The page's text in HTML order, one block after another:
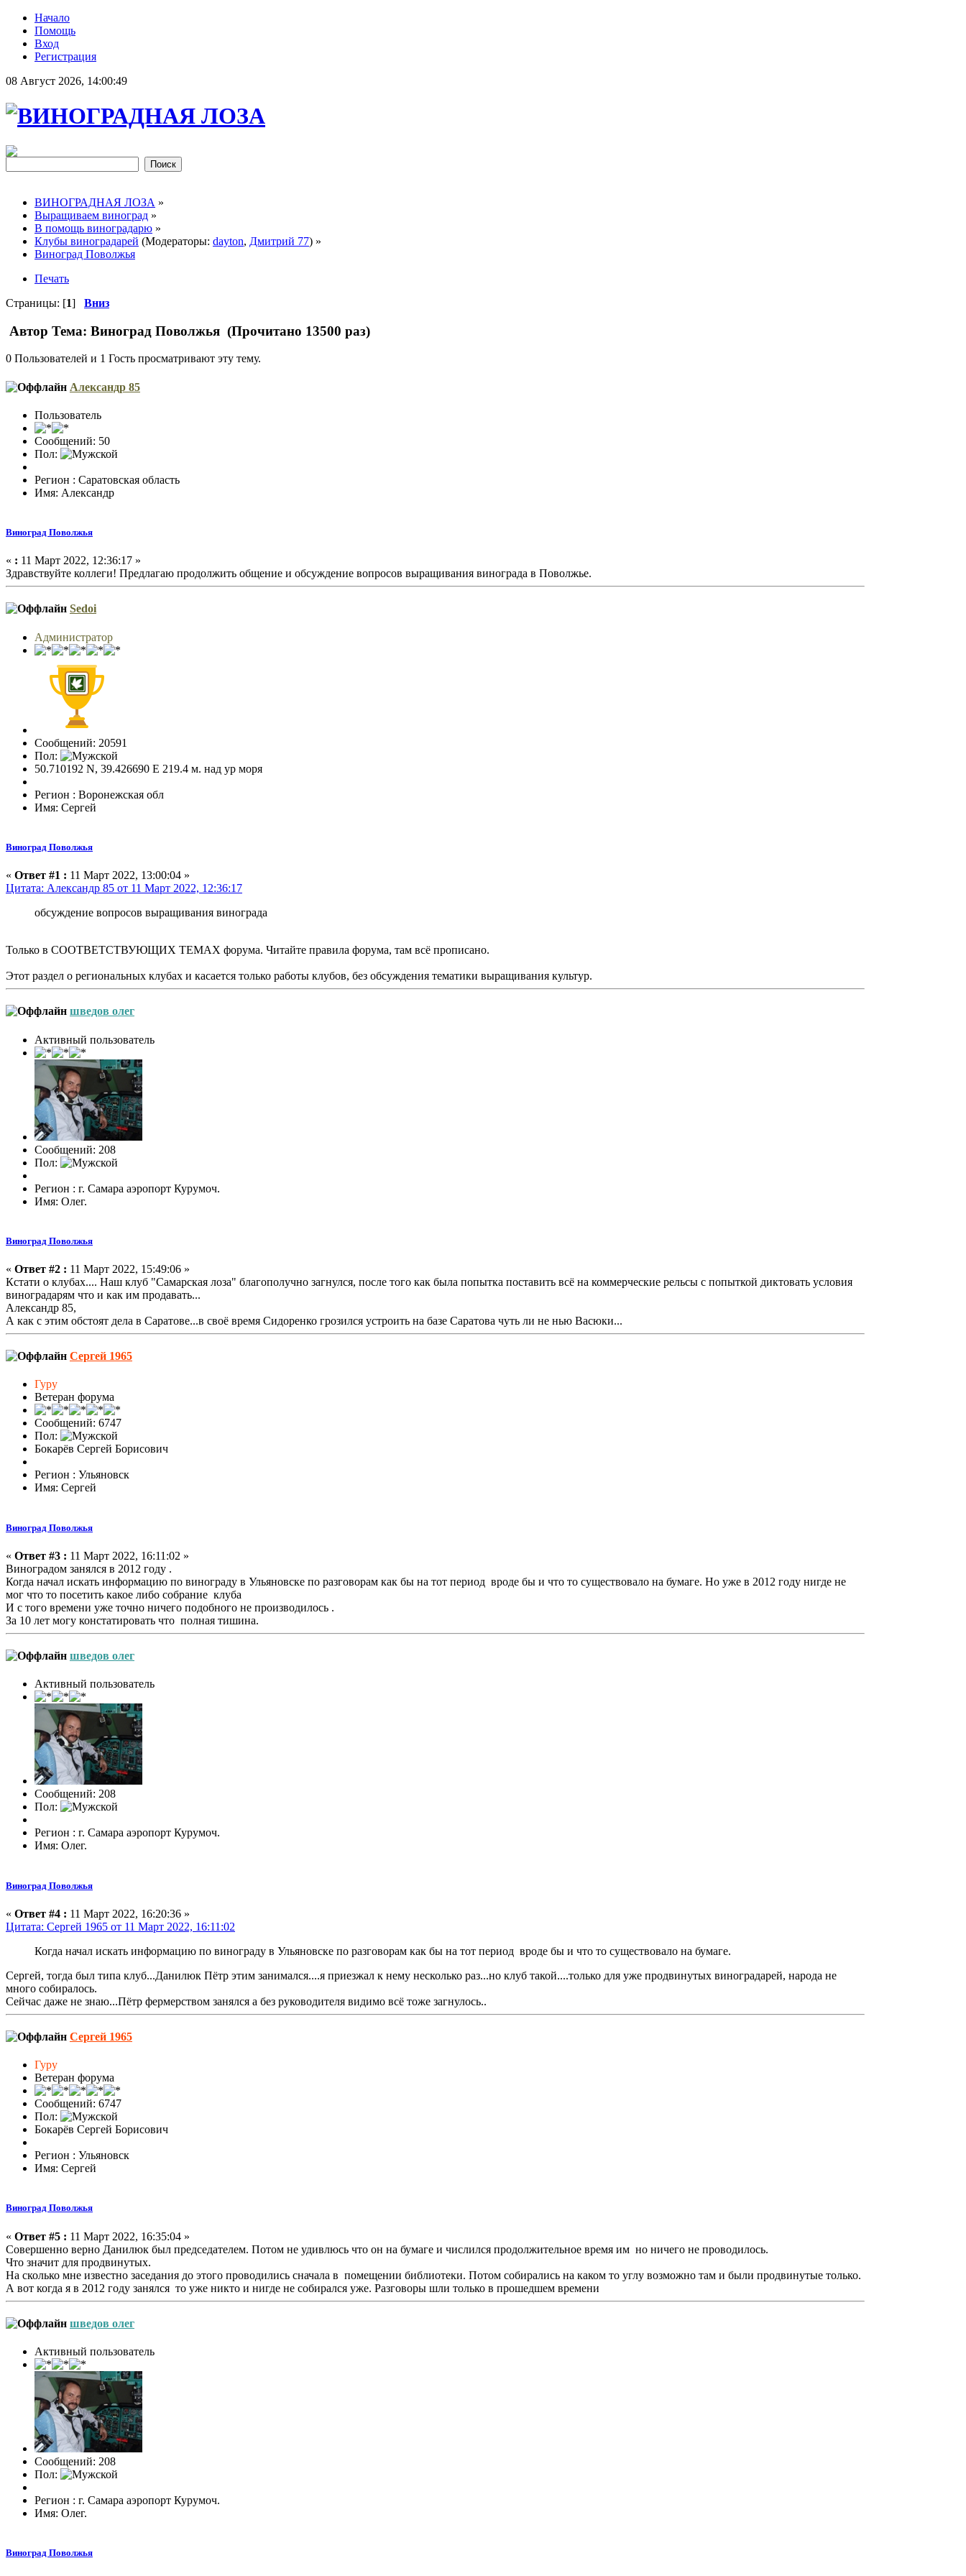
Начало
Помощь
Вход
Регистрация
08 Август 2026, 14:00:49
ВИНОГРАДНАЯ ЛОЗА »
Выращиваем виноград »
В помощь виноградарю »
Клубы виноградарей (Модераторы: dayton, Дмитрий 77) »
Виноград Поволжья
Печать
Страницы: [1] Вниз
Автор Тема: Виноград Поволжья (Прочитано 13500 раз)
0 Пользователей и 1 Гость просматривают эту тему.
Александр 85
Пользователь
Сообщений: 50
Пол:
Регион : Саратовская область
Имя: Александр
Виноград Поволжья
« : 11 Март 2022, 12:36:17 »
Здравствуйте коллеги! Предлагаю продолжить общение и обсуждение вопросов выращивания винограда в Поволжье.
Sedoi
Администратор
Сообщений: 20591
Пол:
50.710192 N, 39.426690 E 219.4 м. над ур моря
Регион : Воронежская обл
Имя: Сергей
Виноград Поволжья
« Ответ #1 : 11 Март 2022, 13:00:04 »
Цитата: Александр 85 от 11 Март 2022, 12:36:17
обсуждение вопросов выращивания винограда
Только в СООТВЕТСТВУЮЩИХ ТЕМАХ форума. Читайте правила форума, там всё прописано.
Этот раздел о региональных клубах и касается только работы клубов, без обсуждения тематики выращивания культур.
шведов олег
Активный пользователь
Сообщений: 208
Пол:
Регион : г. Самара аэропорт Курумоч.
Имя: Олег.
Виноград Поволжья
« Ответ #2 : 11 Март 2022, 15:49:06 »
Кстати о клубах.... Наш клуб "Самарская лоза" благополучно загнулся, после того как была попытка поставить всё на коммерческие рельсы с попыткой диктовать условия
виноградарям что и как им продавать...
Александр 85,
А как с этим обстоят дела в Саратове...в своё время Сидоренко грозился устроить на базе Саратова чуть ли не нью Васюки...
Сергей 1965
Гуру
Ветеран форума
Сообщений: 6747
Пол:
Бокарёв Сергей Борисович
Регион : Ульяновск
Имя: Сергей
Виноград Поволжья
« Ответ #3 : 11 Март 2022, 16:11:02 »
Виноградом занялся в 2012 году .
Когда начал искать информацию по винограду в Ульяновске по разговорам как бы на тот период вроде бы и что то существовало на бумаге. Но уже в 2012 году нигде не
мог что то посетить какое либо собрание клуба
И с того времени уже точно ничего подобного не производилось .
За 10 лет могу констатировать что полная тишина.
шведов олег
Активный пользователь
Сообщений: 208
Пол:
Регион : г. Самара аэропорт Курумоч.
Имя: Олег.
Виноград Поволжья
« Ответ #4 : 11 Март 2022, 16:20:36 »
Цитата: Сергей 1965 от 11 Март 2022, 16:11:02
Когда начал искать информацию по винограду в Ульяновске по разговорам как бы на тот период вроде бы и что то существовало на бумаге.
Сергей, тогда был типа клуб...Данилюк Пётр этим занимался....я приезжал к нему несколько раз...но клуб такой....только для уже продвинутых виноградарей, народа не
много собиралось.
Сейчас даже не знаю...Пётр фермерством занялся а без руководителя видимо всё тоже загнулось..
Сергей 1965
Гуру
Ветеран форума
Сообщений: 6747
Пол:
Бокарёв Сергей Борисович
Регион : Ульяновск
Имя: Сергей
Виноград Поволжья
« Ответ #5 : 11 Март 2022, 16:35:04 »
Совершенно верно Данилюк был председателем. Потом не удивлюсь что он на бумаге и числился продолжительное время им но ничего не проводилось.
Что значит для продвинутых.
На сколько мне известно заседания до этого проводились сначала в помещении библиотеки. Потом собирались на каком то углу возможно там и были продвинутые только.
А вот когда я в 2012 году занялся то уже никто и нигде не собирался уже. Разговоры шли только в прошедшем времени
шведов олег
Активный пользователь
Сообщений: 208
Пол:
Регион : г. Самара аэропорт Курумоч.
Имя: Олег.
Виноград Поволжья